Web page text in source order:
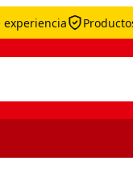
experiencia